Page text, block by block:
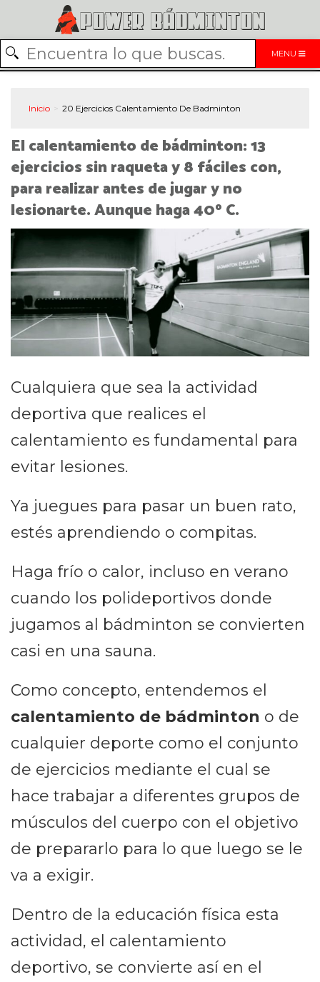
MENU
Inicio 20 Ejercicios Calentamiento De Badminton
El calentamiento de bádminton: 13
ejercicios sin raqueta y 8 fáciles con,
para realizar antes de jugar y no
lesionarte. Aunque haga 40º C.
Cualquiera que sea la actividad
deportiva que realices el
calentamiento es fundamental para
evitar lesiones.
Ya juegues para pasar un buen rato,
estés aprendiendo o compitas.
Haga frío o calor, incluso en verano
cuando los polideportivos donde
jugamos al bádminton se convierten
casi en una sauna.
Como concepto, entendemos el
calentamiento de bádminton o de
cualquier deporte como el conjunto
de ejercicios mediante el cual se
hace trabajar a diferentes grupos de
músculos del cuerpo con el objetivo
de prepararlo para lo que luego se le
va a exigir.
Dentro de la educación física esta
actividad, el calentamiento
deportivo, se convierte así en el